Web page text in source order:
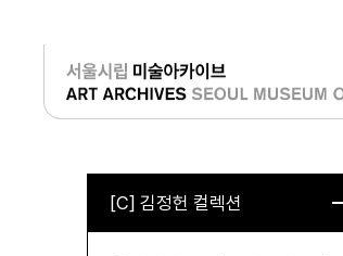
로그인
[C] 김정헌 컬렉션